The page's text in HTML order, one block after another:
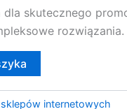
skutecznego
rozwiązania.
internetowych